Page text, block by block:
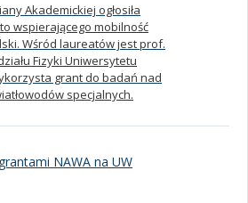
Akademickiej ogłosiła
wspierającego mobilność
Wśród laureatów jest prof.
Fizyki Uniwersytetu
grant do badań nad
specjalnych.
NAWA na UW